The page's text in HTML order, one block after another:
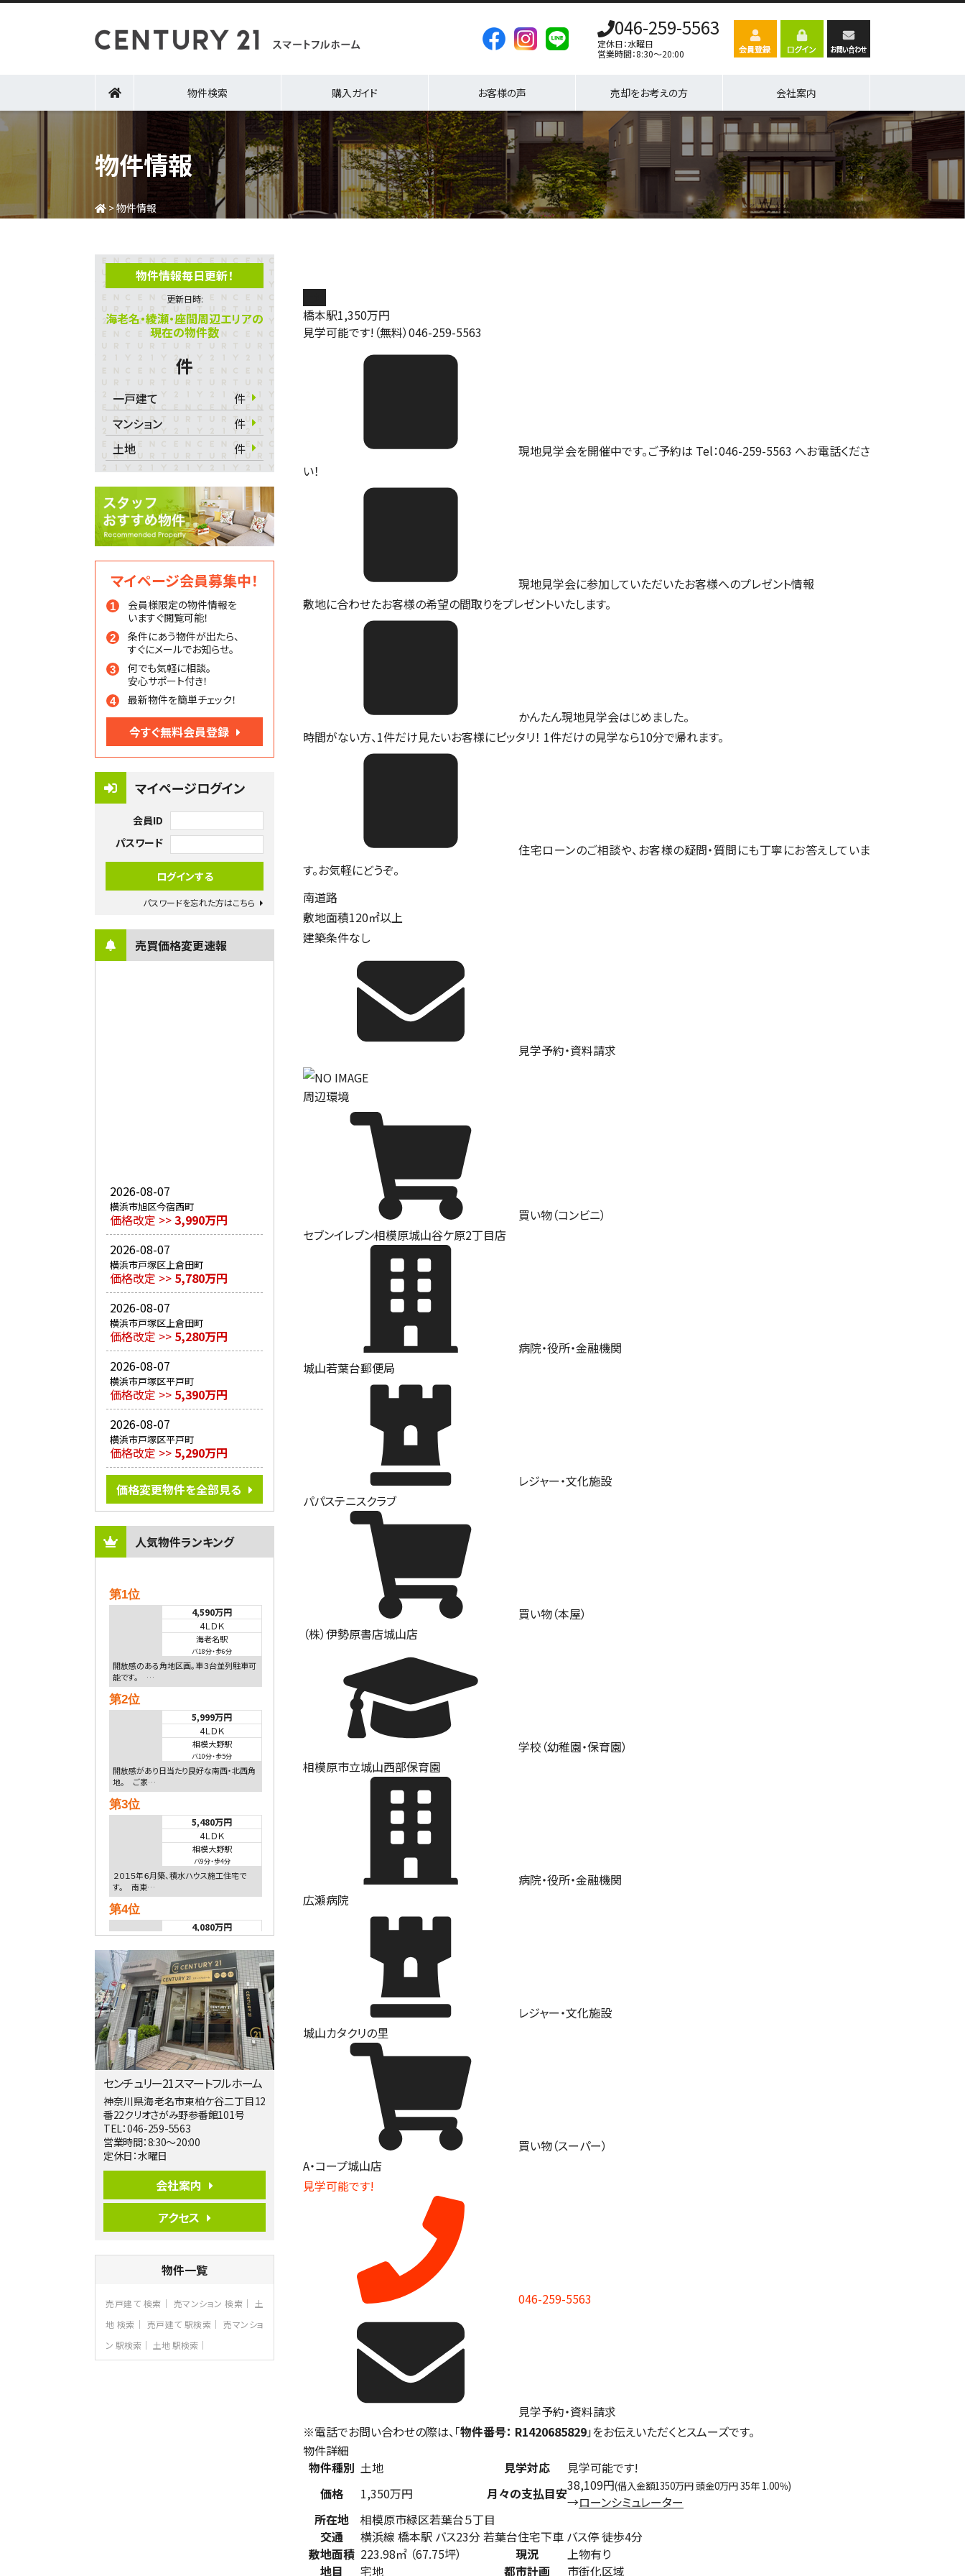
046-259-5563
定休日：水曜日
営業時間：8:30～20:00
物件検索 購入ガイド お客様の声 売却をお考えの方 会社案内
物件情報
>物件情報
物件情報毎日更新！
更新日時:
海老名・綾瀬・座間周辺エリアの
現在の物件数
件
一戸建て
件
マンション
件
土地
件
マイページ会員募集中！
会員様限定の物件情報を
いますぐ閲覧可能！
条件にあう物件が出たら、
すぐにメールでお知らせ。
何でも気軽に相談。
安心サポート付き！
最新物件を簡単チェック！
今すぐ無料会員登録
マイページログイン
会員ID
パスワード
パスワードを忘れた方はこちら
売買価格変更速報
2026-08-07
横浜市旭区今宿西町
価格改定 >>3,990万円
2026-08-07
横浜市戸塚区上倉田町
価格改定 >> 5,780万円
2026-08-07
横浜市戸塚区上倉田町
価格改定 >> 5,280万円
2026-08-07
横浜市戸塚区平戸町
価格改定 >> 5,390万円
2026-08-07
横浜市戸塚区平戸町
価格改定 >> 5,290万円
価格変更物件を全部見る
人気物件ランキング
第1位
4,590万円
4ＬＤＫ
海老名駅
バ18分・歩6分
開放感のある角地区画。車３台並列駐車可
能です。 …
第2位
5,999万円
4ＬＤＫ
相模大野駅
バ10分・歩5分
開放感があり日当たり良好な南西・北西角
地。 ご家…
第3位
5,480万円
4ＬＤＫ
相模大野駅
バ9分・歩4分
２０１５年６月築、積水ハウス施工住宅で
す。 南東…
第4位
4,080万円
淵野辺駅
歩17分
南側道路に面しており日当たり良好。 キ
ッチンから…
第5位
3,680万円
4ＬＤＫ
橋本駅
バ19分・歩8分
開放感があり日当たり良好な南西・北西角
地区画。 …
第6位
3,680万円
4ＳＬＤＫ
リビングダイニング部分の床暖房完備 車
並列2台駐…
4ＬＤＫ
さがみ野駅
る広さ…
第8位
3,990万円
4ＬＤＫ
センチュリー21スマートフルホーム
神奈川県海老名市東柏ケ谷二丁目12
番22クリオさがみ野参番館101号
TEL：046-259-5563
営業時間：8:30～20:00
定休日：水曜日
会社案内
アクセス
物件一覧
売戸建て 検索 売マンション 検索
土
地 検索
売戸建て 駅検索
売マンショ
ン 駅検索
土地 駅検索
橋本駅1,350万円
見学可能です!（無料）046-259-5563
現地見学会を開催中です。ご予約は Tel：046-259-5563 へお電話くださ
い！
現地見学会に参加していただいたお客様へのプレゼント情報
敷地に合わせたお客様の希望の間取りをプレゼントいたします。
かんたん現地見学会はじめました。
時間がない方、1件だけ見たいお客様にピッタリ！ 1件だけの見学なら10分で帰れます。
住宅ローンのご相談や、お客様の疑問・質問にも丁寧にお答えしていま
す。お気軽にどうぞ。
南道路
敷地面積120㎡以上
建築条件なし
見学予約・資料請求
周辺環境
買い物（コンビニ）
セブンイレブン相模原城山谷ケ原2丁目店
病院・役所・金融機関
城山若葉台郵便局
レジャー・文化施設
パパステニスクラブ
買い物（本屋）
（株）伊勢原書店城山店
学校（幼稚園・保育園）
相模原市立城山西部保育園
病院・役所・金融機関
広瀬病院
レジャー・文化施設
城山カタクリの里
買い物（スーパー）
A・コープ城山店
見学可能です!
046-259-5563
見学予約・資料請求
※電話でお問い合わせの際は、「物件番号： R1420685829」をお伝えいただくとスムーズです。
物件詳細
物件種別 土地 見学対応
見学可能です!
価格
1,350万円 月々の支払目安38,109円(借入金額1350万円 頭金0万円 35年 1.00％)
→ローンシミュレーター
所在地
相模原市緑区若葉台５丁目
交通
横浜線 橋本駅 バス23分 若葉台住宅下車 バス停 徒歩4分
敷地面積 223.98㎡ （67.75坪） 現況
上物有り
地目
宅地 都市計画 市街化区域